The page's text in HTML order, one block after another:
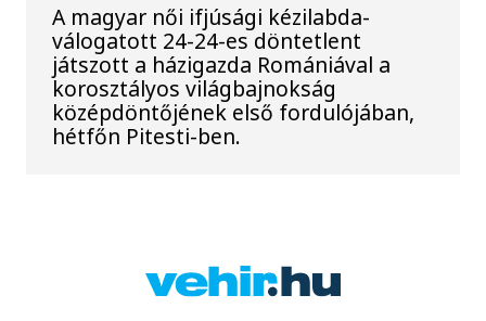
A magyar női ifjúsági kézilabda-
válogatott 24-24-es döntetlent
játszott a házigazda Romániával a
korosztályos világbajnokság
középdöntőjének első fordulójában,
hétfőn Pitesti-ben.